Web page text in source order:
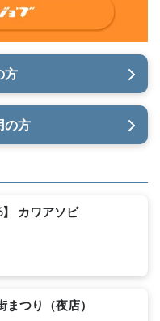
方
の方
】 カワアソビ
つり（夜店）